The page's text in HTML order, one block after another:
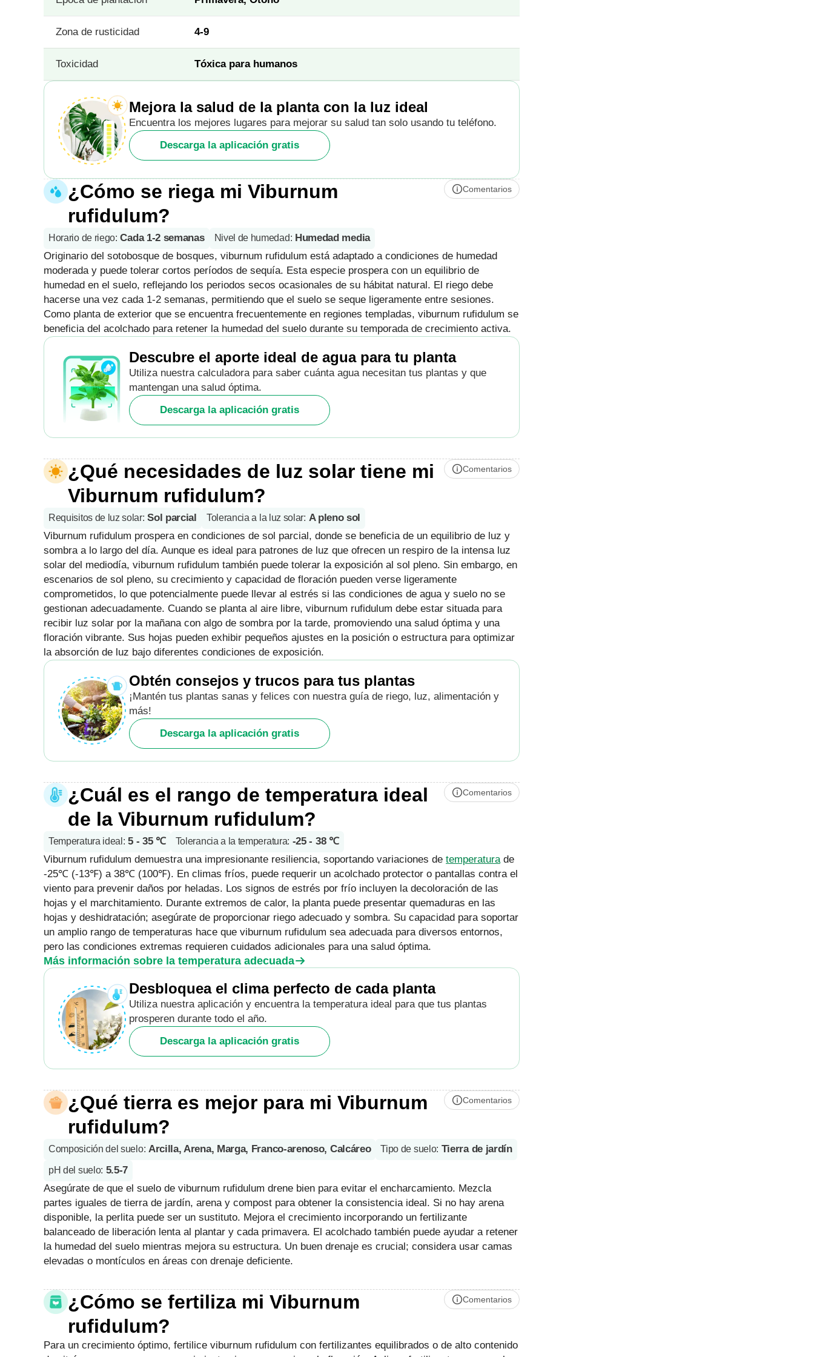
Zona de rusticidad 4-9
Toxicidad Tóxica para humanos
Mejora la salud de la planta con la luz ideal
Encuentra los mejores lugares para mejorar su salud tan solo usando tu teléfono.
Descarga la aplicación gratis
¿Cómo se riega mi Viburnum
rufidulum?
Comentarios
Horario de riego: Cada 1-2 semanas Nivel de humedad: Humedad media
Originario del sotobosque de bosques, viburnum rufidulum está adaptado a condiciones de humedad
moderada y puede tolerar cortos períodos de sequía. Esta especie prospera con un equilibrio de
humedad en el suelo, reflejando los periodos secos ocasionales de su hábitat natural. El riego debe
hacerse una vez cada 1-2 semanas, permitiendo que el suelo se seque ligeramente entre sesiones.
Como planta de exterior que se encuentra frecuentemente en regiones templadas, viburnum rufidulum se
beneficia del acolchado para retener la humedad del suelo durante su temporada de crecimiento activa.
Descubre el aporte ideal de agua para tu planta
Utiliza nuestra calculadora para saber cuánta agua necesitan tus plantas y que
mantengan una salud óptima.
Descarga la aplicación gratis
¿Qué necesidades de luz solar tiene mi
Viburnum rufidulum?
Comentarios
Requisitos de luz solar: Sol parcial Tolerancia a la luz solar: A pleno sol
Viburnum rufidulum prospera en condiciones de sol parcial, donde se beneficia de un equilibrio de luz y
sombra a lo largo del día. Aunque es ideal para patrones de luz que ofrecen un respiro de la intensa luz
solar del mediodía, viburnum rufidulum también puede tolerar la exposición al sol pleno. Sin embargo, en
escenarios de sol pleno, su crecimiento y capacidad de floración pueden verse ligeramente
comprometidos, lo que potencialmente puede llevar al estrés si las condiciones de agua y suelo no se
gestionan adecuadamente. Cuando se planta al aire libre, viburnum rufidulum debe estar situada para
recibir luz solar por la mañana con algo de sombra por la tarde, promoviendo una salud óptima y una
floración vibrante. Sus hojas pueden exhibir pequeños ajustes en la posición o estructura para optimizar
la absorción de luz bajo diferentes condiciones de exposición.
Obtén consejos y trucos para tus plantas
¡Mantén tus plantas sanas y felices con nuestra guía de riego, luz, alimentación y
más!
Descarga la aplicación gratis
¿Cuál es el rango de temperatura ideal
de la Viburnum rufidulum?
Comentarios
Temperatura ideal : 5 - 35 ℃ Tolerancia a la temperatura: -25 - 38 ℃
Viburnum rufidulum demuestra una impresionante resiliencia, soportando variaciones de temperaturade
-25℃ (-13℉) a 38℃ (100℉). En climas fríos, puede requerir un acolchado protector o pantallas contra el
viento para prevenir daños por heladas. Los signos de estrés por frío incluyen la decoloración de las
hojas y el marchitamiento. Durante extremos de calor, la planta puede presentar quemaduras en las
hojas y deshidratación; asegúrate de proporcionar riego adecuado y sombra. Su capacidad para soportar
un amplio rango de temperaturas hace que viburnum rufidulum sea adecuada para diversos entornos,
pero las condiciones extremas requieren cuidados adicionales para una salud óptima.
Más información sobre la temperatura adecuada
Desbloquea el clima perfecto de cada planta
Utiliza nuestra aplicación y encuentra la temperatura ideal para que tus plantas
prosperen durante todo el año.
Descarga la aplicación gratis
¿Qué tierra es mejor para mi Viburnum
rufidulum?
Comentarios
Composición del suelo: Arcilla, Arena, Marga, Franco-arenoso, Calcáreo Tipo de suelo: Tierra de jardín
pH del suelo: 5.5-7
Asegúrate de que el suelo de viburnum rufidulum drene bien para evitar el encharcamiento. Mezcla
partes iguales de tierra de jardín, arena y compost para obtener la consistencia ideal. Si no hay arena
disponible, la perlita puede ser un sustituto. Mejora el crecimiento incorporando un fertilizante
balanceado de liberación lenta al plantar y cada primavera. El acolchado también puede ayudar a retener
la humedad del suelo mientras mejora su estructura. Un buen drenaje es crucial; considera usar camas
elevadas o montículos en áreas con drenaje deficiente.
¿Cómo se fertiliza mi Viburnum
rufidulum?
Comentarios
Para un crecimiento óptimo, fertilice viburnum rufidulum con fertilizantes equilibrados o de alto contenido